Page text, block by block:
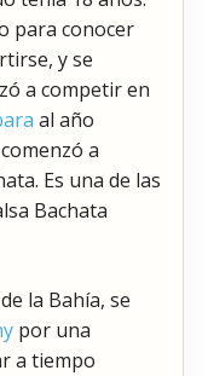
para conocer
y se
a competir en
al año
a
Es una de las
Bachata
la Bahía, se
por una
a tiempo